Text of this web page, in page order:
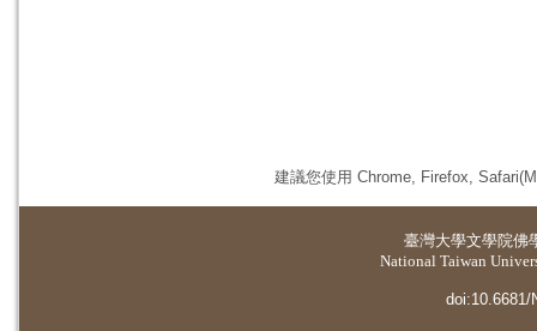
建議您使用 Chrome, Firefox,
臺灣大學文學院佛
National Taiwan
doi:10.6681/